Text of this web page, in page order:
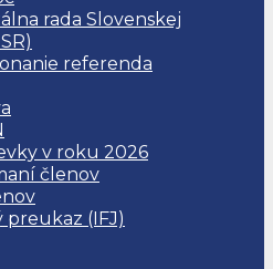
rada Slovenskej
referenda
v roku 2026
členov
preukaz (IFJ)